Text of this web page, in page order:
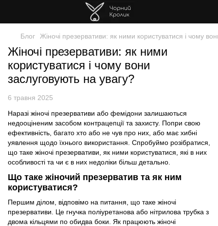
Блог Жіночі презервативи: як ними користуватися і чому
Жіночі презервативи: як ними
користуватися і чому вони
заслуговують на увагу?
6 травня 2025
Наразі жіночі презервативи або фемідони залишаються
недооціненим засобом контрацепції та захисту. Попри свою
ефективність, багато хто або не чув про них, або має хибні
уявлення щодо їхнього використання. Спробуймо розібратися,
що таке жіночі презервативи, як ними користуватися, які в них
особливості та чи є в них недоліки більш детально.
Що таке жіночий презерватив та як ним
користуватися?
Першим ділом, відповімо на питання, що таке жіночі
презервативи. Це гнучка поліуретанова або нітрилова трубка з
двома кільцями по обидва боки. Як працюють жіночі